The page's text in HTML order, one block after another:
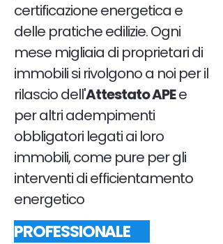
certificazione energetica e
delle pratiche edilizie. Ogni
mese migliaia di proprietari di
immobili si rivolgono a noi per il
rilascio dell'Attestato APEe
per altri adempimenti
obbligatori legati ai loro
immobili, come pure per gli
interventi di efficientamento
energetico
PROFESSIONALE